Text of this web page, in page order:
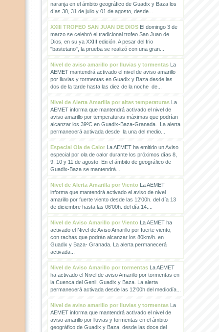
naranja en el ámbito geográfico de Guadix y Baza los
días 30, 31 de julio y 01 de agosto, desde...
XXIII TROFEO SAN JUAN DE DIOSEl domingo 3 de
marzo se celebró el tradicional trofeo San Juan de
Dios, en su ya XXIII edición. A pesar del frio
"bastetano", la prueba se realizó con una gran...
Nivel de aviso amarillo por lluvias y tormentasLa
AEMET mantendrá activado el nivel de aviso amarillo
por lluvias y tormentas en Guadix y Baza desde las
dos de la tarde hasta las diez de la noche de...
Nivel de Alerta Amarilla por altas temperaturasLa
AEMET informa que mantendrá activado el nivel de
aviso amarillo por temperaturas máximas que podrían
alcanzar los 39ºC en Guadix-Baza-Granada. La alerta
permanecerá activada desde la una del medio...
Especial Ola de CalorLa AEMET ha emitido un Aviso
especial por ola de calor durante los próximos días 8,
9, 10 y 11 de agosto. En el ámbito de geográfico de
Guadix-Baza se mantendrá...
Nivel de Alerta Amarilla por VientoLa AEMET
informa que mantendrá activado el aviso de nivel
amarillo por fuerte viento desde las 12'00h. del día 13
de diciembre hasta las 06'00h. del día 14....
Nivel de Aviso Amarillo por VientoLa AEMET ha
activado el Nivel de Aviso Amarillo por fuerte viento,
con rachas que podrán alcanzar los 80km/h. en
Guadix y Baza- Granada. La alerta permanecerá
activada...
Nivel de Aviso Amarillo por tormentasLa AEMET
ha activado el Nivel de aviso Amarillo por tormentas en
la Cuenca del Genil, Guadix y Baza. La alerta
permanecerá activada desde las 12'00h del mediodía...
Nivel de aviso amarillo por lluvias y tormentasLa
AEMET informa que mantendrá activado el nivel de
aviso amarillo por lluvias y tormentas en el ámbito
geográfico de Guadix y Baza, desde las doce del